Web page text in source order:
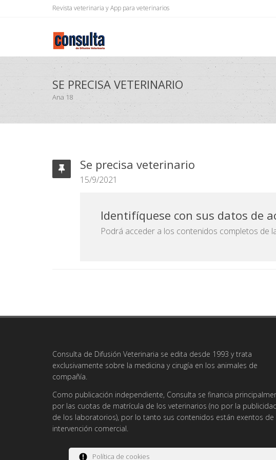
Revista veterinaria y App para veterinarios
SE PRECISA VETERINARIO
Ana 18
Se precisa veterinario
15/9/2021
Identifíquese con sus datos de
Podrá acceder a los contenidos completos de
Consulta de Difusión Veterinaria se edita desde 1993 y trata
exclusivamente sobre la medicina y cirugía en los animales de
compañía.
Como publicación independiente, Consulta se financia
por las cuotas de matrícula de los veterinarios (no por la
de los laboratorios), por lo tanto sus contenidos están exentos de
intervención comercial.
Política de cookies